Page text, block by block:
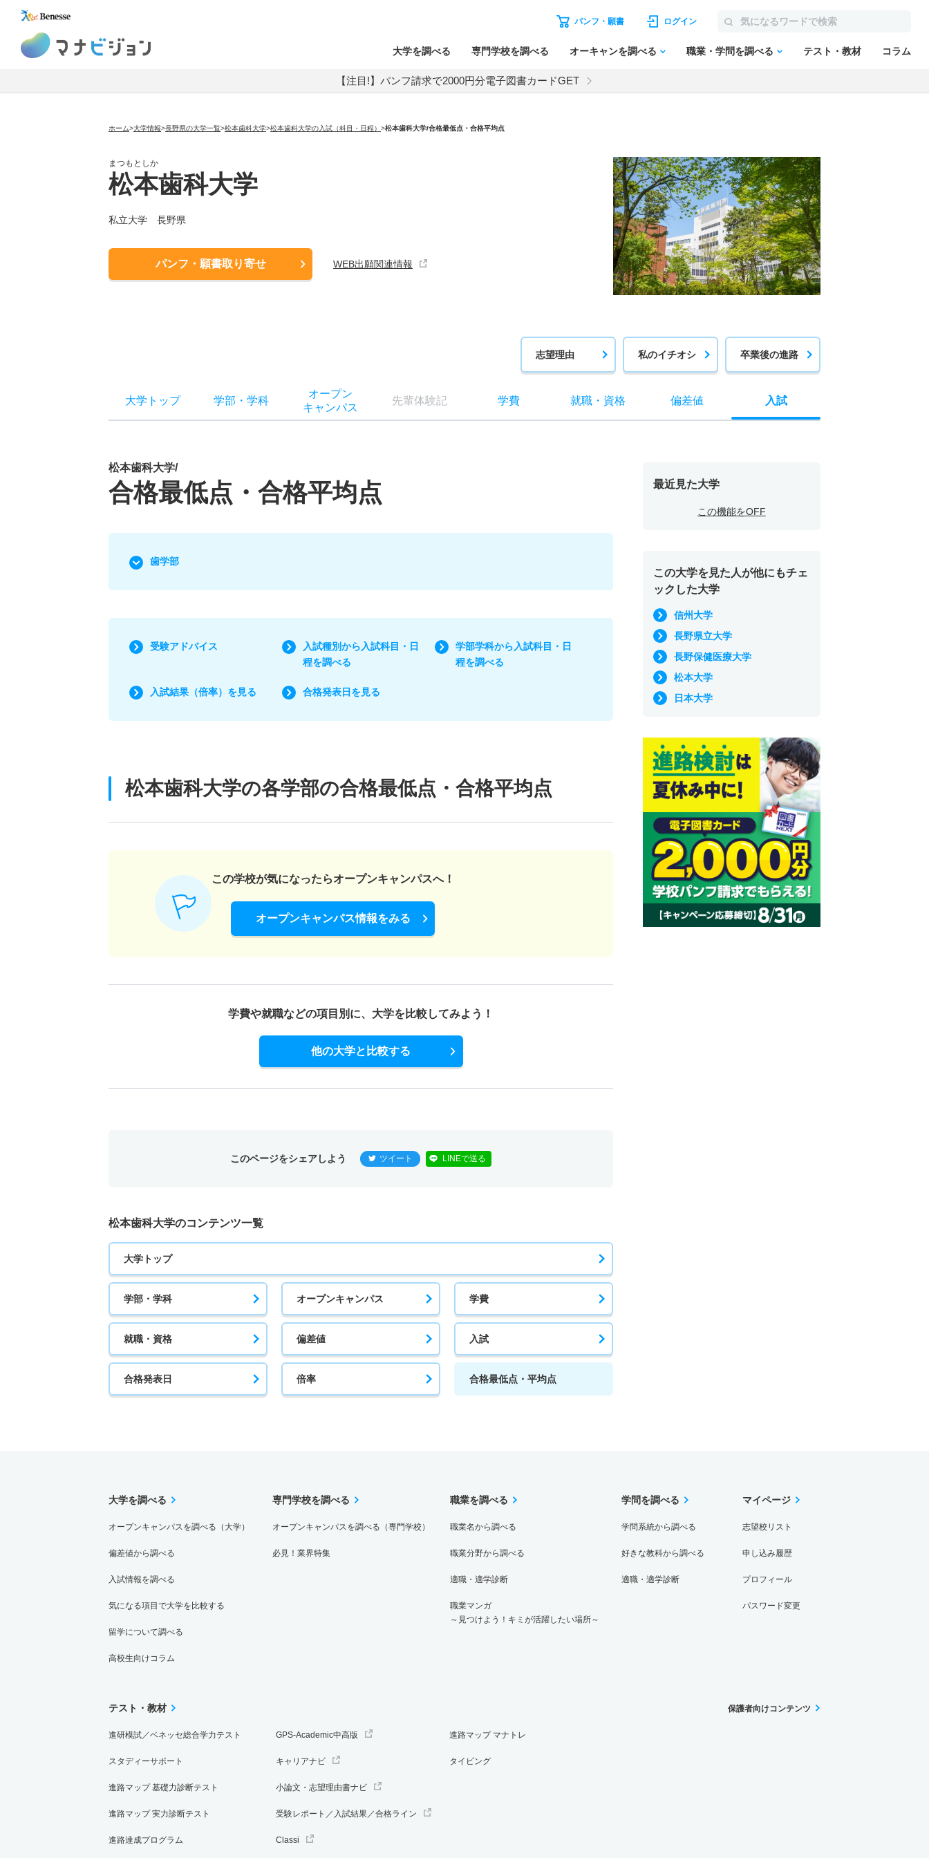
パンフ・願書 ログイン
大学を調べる 専門学校を調べる オーキャンを調べる 職業・学問を調べる テスト・教材 コラム
【注目!】パンフ請求で2000円分電子図書カードGET
ホーム>大学情報>長野県の大学一覧>松本歯科大学>松本歯科大学の入試（科目・日程） >松本歯科大学/合格最低点・合格平均点
まつもとしか
松本歯科大学
私立大学 長野県
パンフ・願書取り寄せ WEB出願関連情報
志望理由 私のイチオシ 卒業後の進路
大学トップ 学部 ・ 学科
オープン
キャンパス
先輩体験記 学費 就職・ 資格 偏差値 入試
松本歯科大学/
合格最低点・合格平均点
歯学部
受験アドバイス
入試種別から入試科目・日
程を調べる
学部学科から入試科目・日
程を調べる
入試結果（倍率）を見る 合格発表日を見る
松本歯科大学の各学部の合格最低点・合格平均点
この学校が気になったらオープンキャンパスへ！
オープンキャンパス情報をみる
学費や就職などの項目別に、 大学を比較してみよう！
他の大学と比較する
このページをシェアしよう ツイート LINEで送る
松本歯科大学のコンテンツ一覧
大学トップ
学部・学科 オープンキャンパス 学費
就職・資格 偏差値 入試
合格発表日 倍率 合格最低点・平均点
最近見た大学
この機能をOFF
この大学を見た人が他にもチェ
ックした大学
信州大学
長野県立大学
長野保健医療大学
松本大学
日本大学
大学を調べる
オープンキャンパスを調べる（大学）
偏差値から調べる
入試情報を調べる
気になる項目で大学を比較する
留学について調べる
高校生向けコラム
専門学校を調べる
オープンキャンパスを調べる（専門学校）
必見！業界特集
職業を調べる
職業名から調べる
職業分野から調べる
適職・適学診断
職業マンガ
～見つけよう！キミが活躍したい場所～
学問を調べる
学問系統から調べる
好きな教科から調べる
適職・適学診断
マイページ
志望校リスト
申し込み履歴
プロフィール
パスワード変更
テスト・教材
進研模試／ベネッセ総合学力テスト
スタディーサポート
進路マップ 基礎力診断テスト
進路マップ 実力診断テスト
進路達成プログラム
GPS-Academic中高版
キャリアナビ
小論文・志望理由書ナビ
受験レポート／入試結果／合格ライン
Classi
進路マップ マナトレ
タイピング
保護者向けコンテンツ